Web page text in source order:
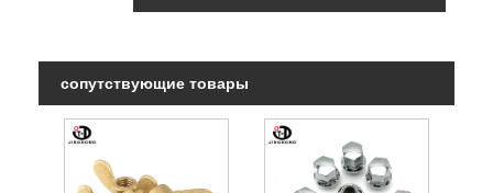
сопутствующие товары